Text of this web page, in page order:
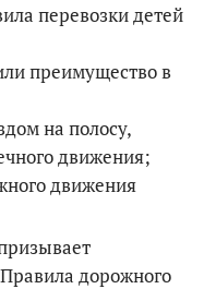
перевозки детей
преимущество в
на полосу,
движения;
движения
дорожного